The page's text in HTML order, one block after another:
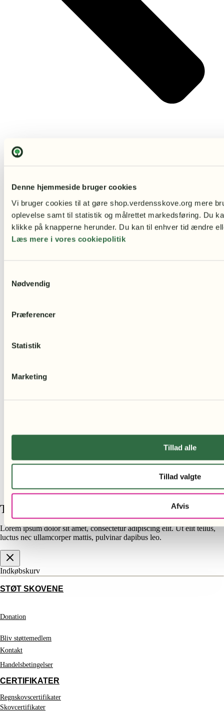
Denne hjemmeside bruger cookies
Vi bruger cookies til at gøre shop.verdensskove.org mere
oplevelse samt til statistik og målrettet markedsføring. Du
klikke på knapperne herunder. Du kan til enhver tid ændre
Læs mere i vores cookiepolitik
Nødvendig
Præferencer
Statistik
Marketing
Tillad alle
Tillad valgte
Afvis
Tilføj din overskrift her
Lorem ipsum dolor sit amet, consectetur adipiscing elit. Ut elit tellus,
luctus nec ullamcorper mattis, pulvinar dapibus leo.
Indkøbskurv
STØT SKOVENE
Donation
Bliv støttemedlem
Kontakt
Handelsbetingelser
CERTIFIKATER
Regnskovscertifikater
Skovcertifikater